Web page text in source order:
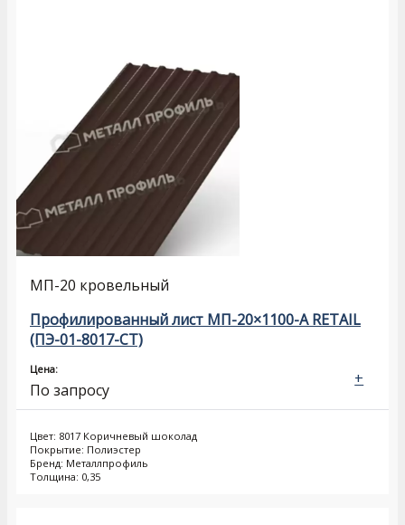
МП-20 кровельный
Профилированный лист МП-20×1100-A RETAIL
(ПЭ-01-8017-СТ)
Цена:
По запросу
Цвет: 8017 Коричневый шоколад
Покрытие: Полиэстер
Бренд: Металлпрофиль
Толщина: 0,35
+